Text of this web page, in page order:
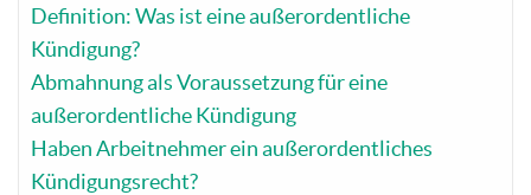
Definition: Was ist eine außerordentliche
Kündigung?
Abmahnung als Voraussetzung für eine
außerordentliche Kündigung
Haben Arbeitnehmer ein außerordentliches
Kündigungsrecht?